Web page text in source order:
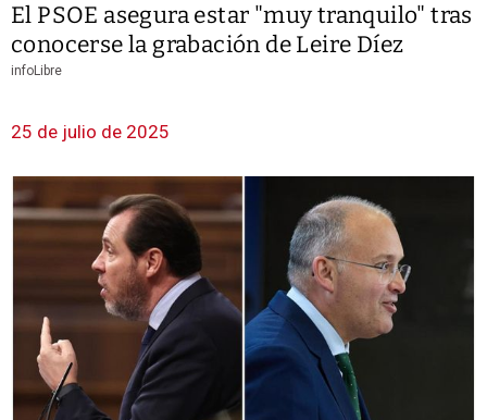
El PSOE asegura estar "muy tranquilo" tras
conocerse la grabación de Leire Díez
infoLibre
25 de julio de 2025